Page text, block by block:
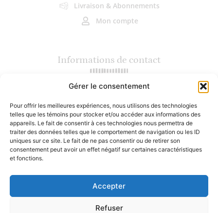
Gérer le consentement
Pour offrir les meilleures expériences, nous utilisons des technologies
telles que les témoins pour stocker et/ou accéder aux informations des
appareils. Le fait de consentir à ces technologies nous permettra de
traiter des données telles que le comportement de navigation ou les ID
uniques sur ce site. Le fait de ne pas consentir ou de retirer son
consentement peut avoir un effet négatif sur certaines caractéristiques
et fonctions.
Accepter
Refuser
Livraison & Abonnements
Mon compte
Informations de contact
(450) 964-5286 (Terrebonne)
info@lesgourmets.ca
2217 Chemin Gascon, Terrebonne
16800 rue Charles, Mirabel
Lundi : Fermé
Mardi au vendredi : 10h - 18h
Samedi : 9h30 - 17h